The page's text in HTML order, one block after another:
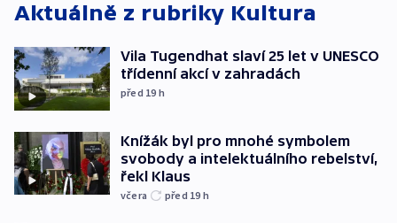
Aktuálně z rubriky Kultura
Vila Tugendhat slaví 25 let v UNESCO
třídenní akcí v zahradách
před 19 h
Knížák byl pro mnohé symbolem
svobody a intelektuálního rebelství,
řekl Klaus
včera před 19 h